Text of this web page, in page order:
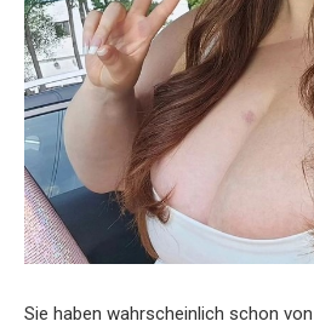
Sie haben wahrscheinlich schon